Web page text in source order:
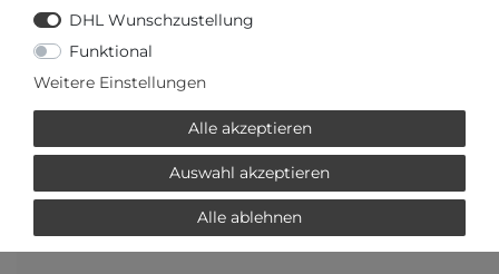
Auf Lager, sofort versandbereit
AUTORISIERTER HÄNDLER
SCHNELLE LIEFERZEIT
Ihr Preis bei3% Skontobei Vorab Überweisung:
DHL Wunschzustellung
Funktional
Weitere Einstellungen
Alle akzeptieren
Auswahl akzeptieren
Alle ablehnen